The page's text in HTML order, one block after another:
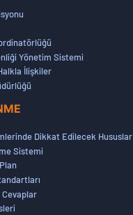
Yönetim Sistemi
İlişkiler
Dikkat Edilecek Hususlar
Sistemi